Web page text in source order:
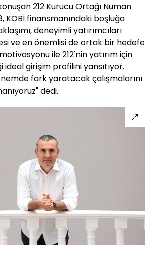
212 Kurucu Ortağı Numan
KOBİ finansmanındaki boşluğa
deneyimli yatırımcıları
ve en önemlisi de ortak bir hedefe
ile 212'nin yatırım için
girişim profilini yansıtıyor.
fark yaratacak çalışmalarını
dedi.